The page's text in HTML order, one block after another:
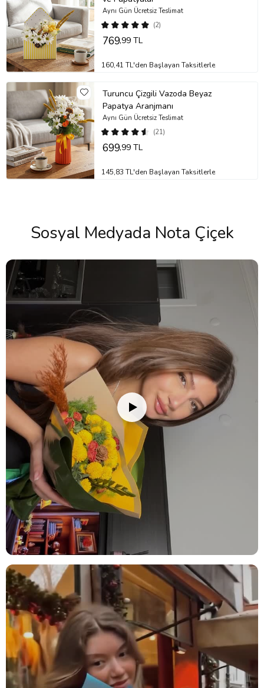
(2)
Aynı Gün Ücretsiz Teslimat
769,99 TL
160,41 TL'den Başlayan Taksitlerle
Turuncu Çizgili Vazoda Beyaz
Papatya Aranjmanı
(21)
Aynı Gün Ücretsiz Teslimat
699,99 TL
145,83 TL'den Başlayan Taksitlerle
Sosyal Medyada Nota Çiçek